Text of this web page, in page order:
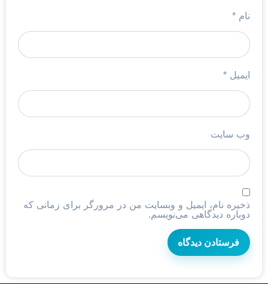
نام *
ایمیل *
وب‌ سایت
ذخیره نام، ایمیل و وبسایت من در مرورگر برای زمانی که
دوباره دیدگاهی می‌نویسم.